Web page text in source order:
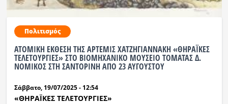
Πολιτισμός
ΑΤΟΜΙΚΗ ΕΚΘΕΣΗ ΤΗΣ ΑΡΤΕΜΙΣ ΧΑΤΖΗΓΙΑΝΝΑΚΗ «ΘΗΡΑΪΚΕΣ
ΤΕΛΕΤΟΥΡΓΙΕΣ» ΣΤΟ ΒΙΟΜΗΧΑΝΙΚΟ ΜΟΥΣΕΙΟ ΤΟΜΑΤΑΣ Δ.
ΝΟΜΙΚΟΣ ΣΤΗ ΣΑΝΤΟΡΙΝΗ ΑΠΟ 23 ΑΥΓΟΥΣΤΟΥ
Σάββατο, 19/07/2025 - 12:54
«ΘΗΡΑΪΚΕΣ ΤΕΛΕΤΟΥΡΓΙΕΣ»